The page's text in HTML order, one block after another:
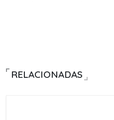
RELACIONADAS